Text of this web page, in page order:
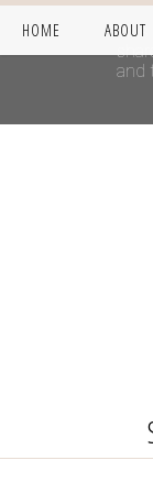
HOME ABOUT
This
and